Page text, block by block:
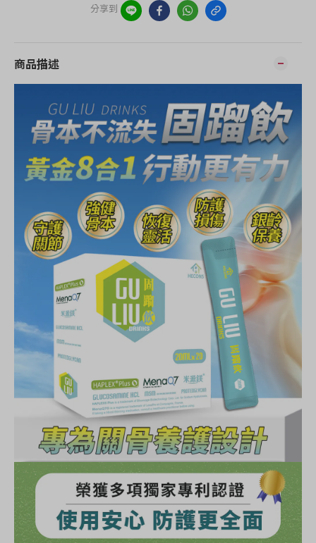
分享到
商品描述